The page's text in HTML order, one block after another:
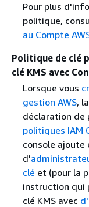
Pour plus
politique,
au Compte
Politique de clé
clé KMS avec
Lorsque vous
gestion AWS,
déclaration de
politiques IAM
console
d'
clé et (pour la
instruction qui
clé KMS avec